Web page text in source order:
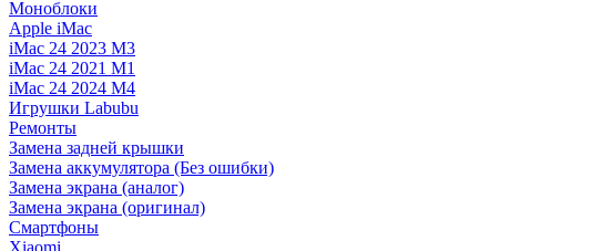
Моноблоки
Apple iMac
iMac 24 2023 M3
iMac 24 2021 M1
iMac 24 2024 M4
Игрушки Labubu
Ремонты
Замена задней крышки
Замена аккумулятора (Без ошибки)
Замена экрана (аналог)
Замена экрана (оригинал)
Смартфоны
Xiaomi